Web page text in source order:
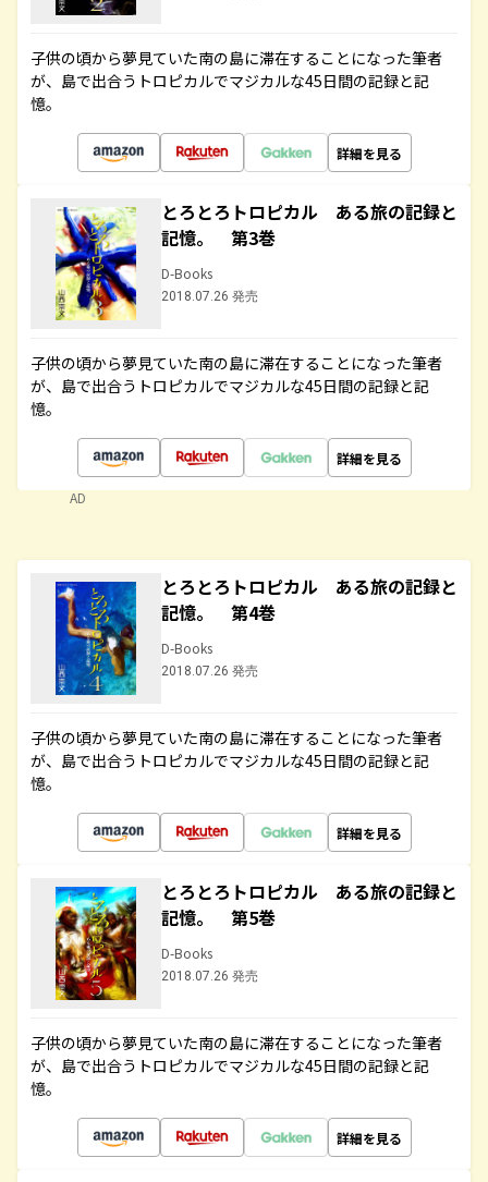
子供の頃から夢見ていた南の島に滞在することになった筆者
が、島で出合うトロピカルでマジカルな45日間の記録と記
憶。
詳細を見る
とろとろトロピカル ある旅の記録と
記憶。 第3巻
D-Books
2018.07.26 発売
子供の頃から夢見ていた南の島に滞在することになった筆者
が、島で出合うトロピカルでマジカルな45日間の記録と記
憶。
詳細を見る
AD
とろとろトロピカル ある旅の記録と
記憶。 第4巻
D-Books
2018.07.26 発売
子供の頃から夢見ていた南の島に滞在することになった筆者
が、島で出合うトロピカルでマジカルな45日間の記録と記
憶。
詳細を見る
とろとろトロピカル ある旅の記録と
記憶。 第5巻
D-Books
2018.07.26 発売
子供の頃から夢見ていた南の島に滞在することになった筆者
が、島で出合うトロピカルでマジカルな45日間の記録と記
憶。
詳細を見る